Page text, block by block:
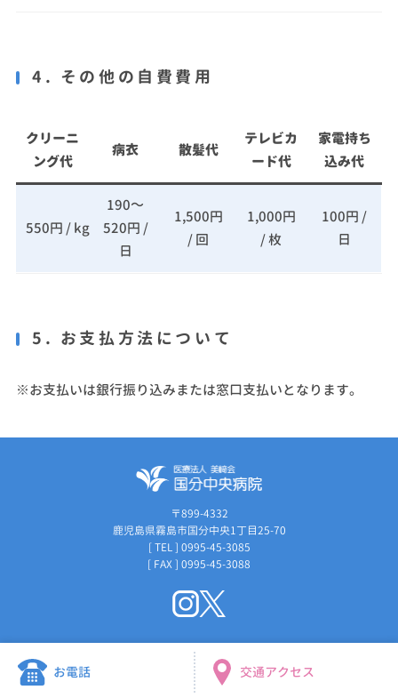
4. その他の自費費用
クリーニ
ング代
病衣 散髪代
テレビカ
ード代
家電持ち
込み代
550円 / kg
190～
520円 /
日
1,500円
/ 回
1,000円
/ 枚
100円 /
日
5. お支払方法について
※お支払いは銀行振り込みまたは窓口支払いとなります。
お電話 交通アクセス
〒899-4332
鹿児島県霧島市国分中央1丁目25-70
[ TEL ] 0995-45-3085
[ FAX ] 0995-45-3088
©Copyright Medical Corporation Misakikai Kokubu Chuo Hospital